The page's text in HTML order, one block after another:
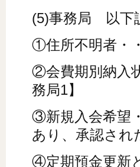
(5)事務局 以下
①住所不明者・
②会費期別納入
務局1】
③新規入会希望
あり、承認され
④定期預金更新